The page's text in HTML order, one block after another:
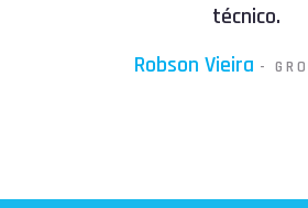
técnico.
Robson Vieira -